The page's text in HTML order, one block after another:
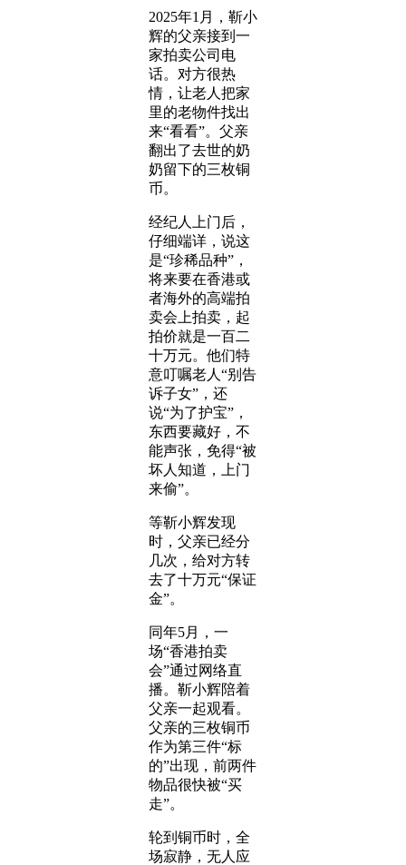
2025年1月，靳小
辉的父亲接到一
家拍卖公司电
话。对方很热
情，让老人把家
里的老物件找出
来“看看”。父亲
翻出了去世的奶
奶留下的三枚铜
币。
经纪人上门后，
仔细端详，说这
是“珍稀品种”，
将来要在香港或
者海外的高端拍
卖会上拍卖，起
拍价就是一百二
十万元。他们特
意叮嘱老人“别告
诉子女”，还
说“为了护宝”，
东西要藏好，不
能声张，免得“被
坏人知道，上门
来偷”。
等靳小辉发现
时，父亲已经分
几次，给对方转
去了十万元“保证
金”。
同年5月，一
场“香港拍卖
会”通过网络直
播。靳小辉陪着
父亲一起观看。
父亲的三枚铜币
作为第三件“标
的”出现，前两件
物品很快被“买
走”。
轮到铜币时，全
场寂静，无人应